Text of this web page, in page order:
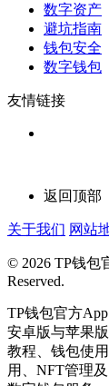
数字资产
避坑指南
钱包安全
数字钱包
友情链接
返回顶部
关于我们 网站
© 2026 TP钱包
Reserved.
TP钱包官方
安卓版与苹果
教程、钱包使
用、NFT管理